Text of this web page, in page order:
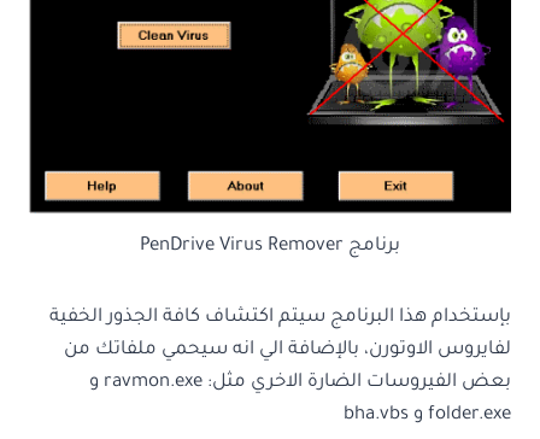
برنامج PenDrive Virus Remover
بإستخدام هذا البرنامج سيتم اكتشاف كافة الجذور الخفية
لفايروس الاوتورن، بالإضافة الي انه سيحمي ملفاتك من
بعض الفيروسات الضارة الاخري مثل: ravmon.exe و
folder.exe و bha.vbs